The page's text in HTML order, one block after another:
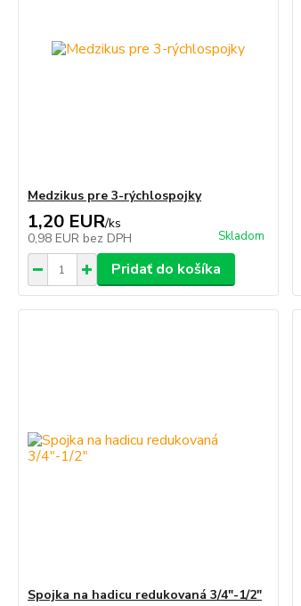
Medzikus pre 3-rýchlospojky
1,20 EUR/ks
0,98 EUR bez DPH Skladom
Pridať do košíka
Spojka na hadicu redukovaná 3/4"-1/2"